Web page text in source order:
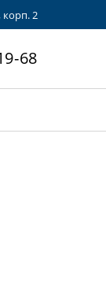
корп. 2
68